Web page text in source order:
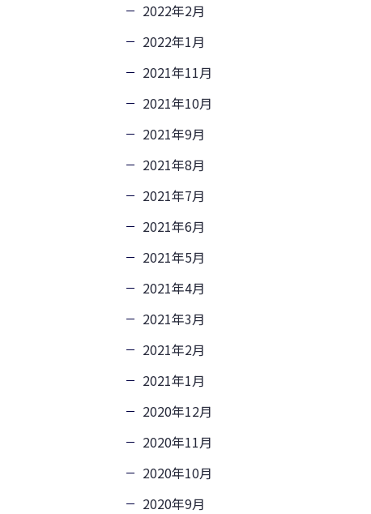
2022年2月
2022年1月
2021年11月
2021年10月
2021年9月
2021年8月
2021年7月
2021年6月
2021年5月
2021年4月
2021年3月
2021年2月
2021年1月
2020年12月
2020年11月
2020年10月
2020年9月